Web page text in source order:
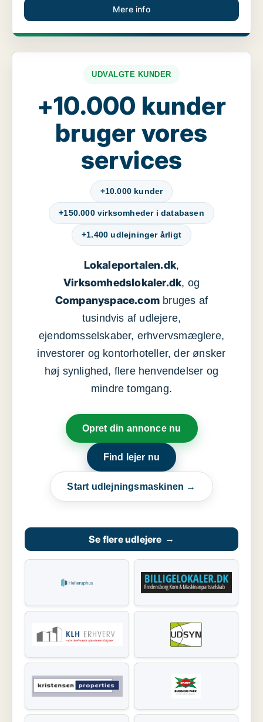
Mere info
UDVALGTE KUNDER
+10.000 kunder
bruger vores
services
+10.000 kunder
+150.000 virksomheder i databasen
+1.400 udlejninger årligt
Lokaleportalen.dk,
Virksomhedslokaler.dk, og
Companyspace.com bruges af
tusindvis af udlejere,
ejendomsselskaber, erhvervsmæglere,
investorer og kontorhoteller, der ønsker
høj synlighed, flere henvendelser og
mindre tomgang.
Opret din annonce nu
Find lejer nu
Start udlejningsmaskinen →
Se flere udlejere →